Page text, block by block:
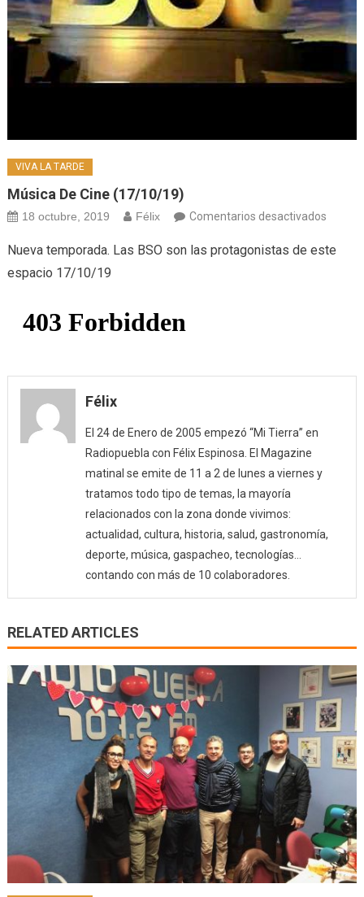
VIVA LA TARDE
Música De Cine (17/10/19)
18 octubre, 2019 Félix Comentarios desactivadosen
de
Nueva temporada. Las BSO son las protagonistas de este
espacio 17/10/19
Félix
El 24 de Enero de 2005 empezó “Mi Tierra” en
Radiopuebla con Félix Espinosa. El Magazine
matinal se emite de 11 a 2 de lunes a viernes y
tratamos todo tipo de temas, la mayoría
relacionados con la zona donde vivimos:
actualidad, cultura, historia, salud, gastronomía,
deporte, música, gaspacheo, tecnologías…
contando con más de 10 colaboradores.
RELATED ARTICLES